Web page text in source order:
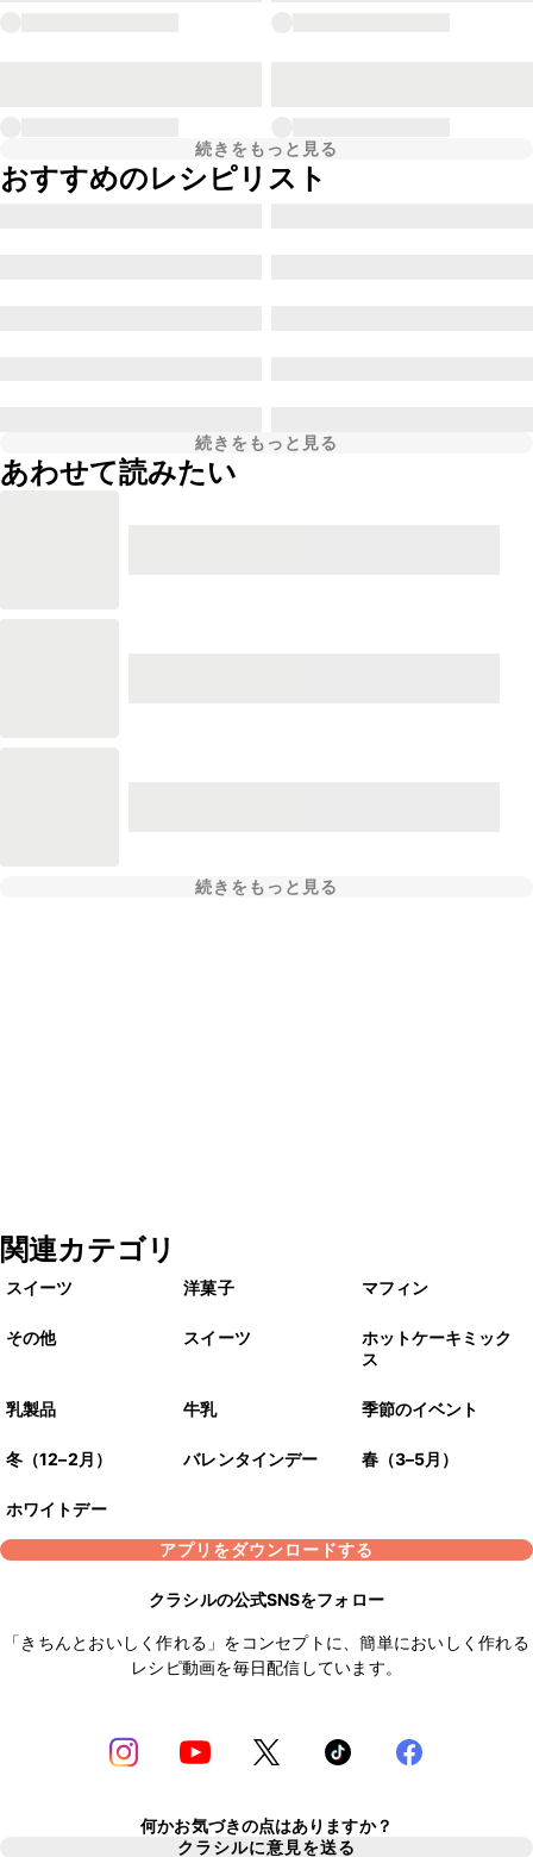
続きをもっと見る
おすすめのレシピリスト
続きをもっと見る
あわせて読みたい
続きをもっと見る
関連カテゴリ
スイーツ 洋菓子 マフィン
その他 スイーツ
ホットケーキミック
ス
乳製品 牛乳 季節のイベント
冬（12–2月） バレンタインデー 春（3–5月）
ホワイトデー
アプリをダウンロードする
クラシルの公式SNSをフォロー
「きちんとおいしく作れる」をコンセプトに、簡単においしく作れる
レシピ動画を毎日配信しています。
何かお気づきの点はありますか？
クラシルに意見を送る